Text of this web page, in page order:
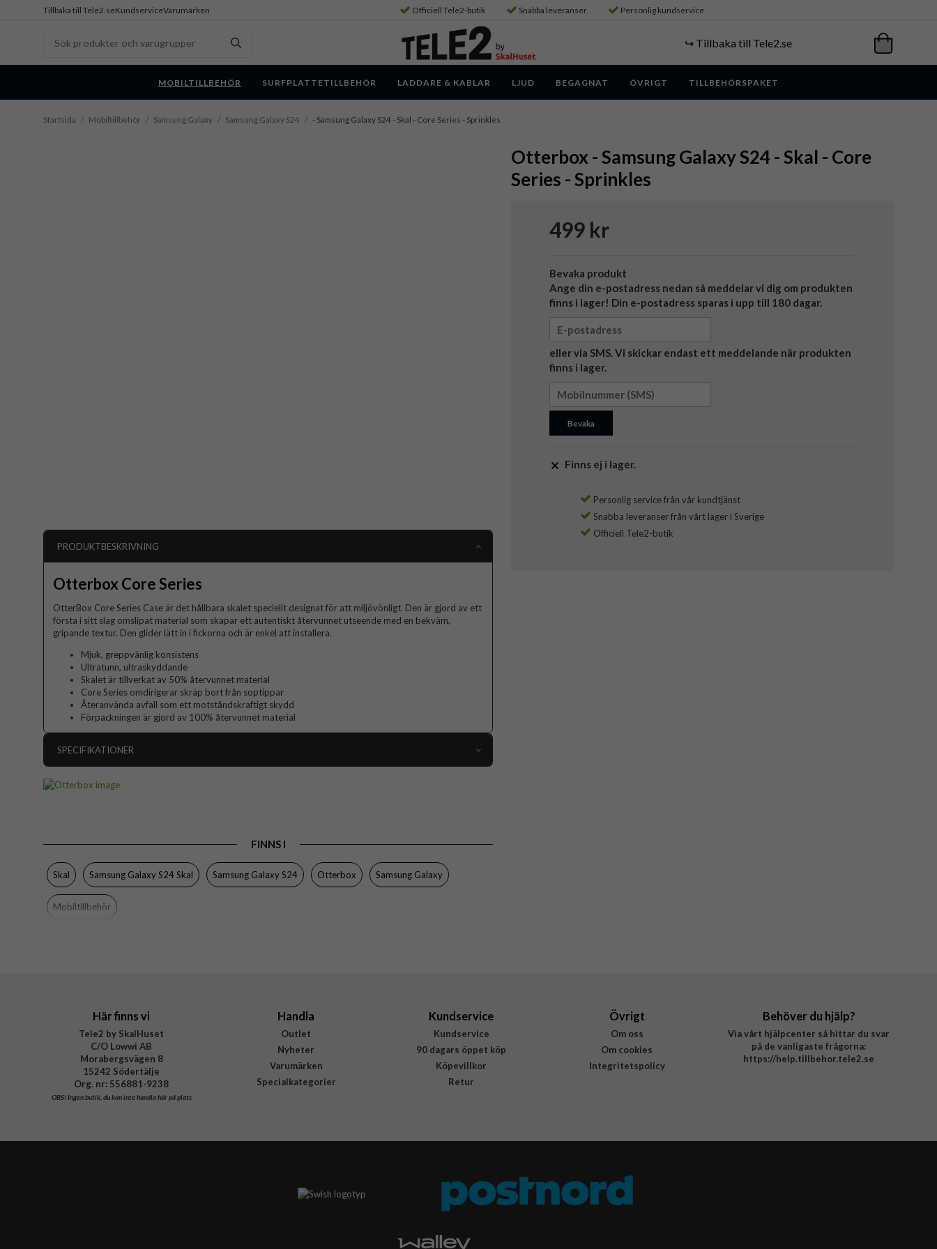
Tillbaka till Tele2.seKundserviceVarumärken Officiell Tele2-butik Snabba leveranser Personlig kundservice
↪️ Tillbaka till Tele2.se
MOBILTILLBEHÖR SURFPLATTETILLBEHÖR LADDARE & KABLAR LJUD BEGAGNAT ÖVRIGT TILLBEHÖRSPAKET
Startsida / Mobiltillbehör / Samsung Galaxy / Samsung Galaxy S24 / - Samsung Galaxy S24 - Skal - Core Series - Sprinkles
Otterbox - Samsung Galaxy S24 - Skal - Core
Series - Sprinkles
499 kr
Bevaka produkt
Ange din e-postadress nedan så meddelar vi dig om produkten
finns i lager! Din e-postadress sparas i upp till 180 dagar.
eller via SMS. Vi skickar endast ett meddelande när produkten
finns i lager.
Bevaka
Finns ej i lager.
Personlig service från vår kundtjänst
Snabba leveranser från vårt lager i Sverige
Officiell Tele2-butik
PRODUKTBESKRIVNING
Otterbox Core Series
OtterBox Core Series Case är det hållbara skalet speciellt designat för att miljövönligt. Den är gjord av ett
första i sitt slag omslipat material som skapar ett autentiskt återvunnet utseende med en bekväm,
gripande textur. Den glider lätt in i fickorna och är enkel att installera.
Mjuk, greppvänlig konsistens
Ultratunn, ultraskyddande
Skalet är tillverkat av 50% återvunnet material
Core Series omdirigerar skräp bort från soptippar
Återanvända avfall som ett motståndskraftigt skydd
Förpackningen är gjord av 100% återvunnet material
SPECIFIKATIONER
Egenskaper
Trådlös laddning-kompatibel
Färg
Material
Återvunnen plast
Varumärke
FINNS I
Skal Samsung Galaxy S24 Skal Samsung Galaxy S24 Otterbox Samsung Galaxy
Mobiltillbehör
Här finns vi
Tele2 by SkalHuset
C/O Lowwi AB
Morabergsvägen 8
15242 Södertälje
Org. nr: 556881-9238
OBS!Ingen butik, du kan inte handla här på plats
Handla
Outlet
Nyheter
Varumärken
Specialkategorier
Kundservice
Kundservice
90 dagars öppet köp
Köpevillkor
Retur
Övrigt
Om oss
Om cookies
Integritetspolicy
Behöver du hjälp?
Via vårt hjälpcenter så hittar du svar
på de vanligaste frågorna:
https://help.tillbehor.tele2.se